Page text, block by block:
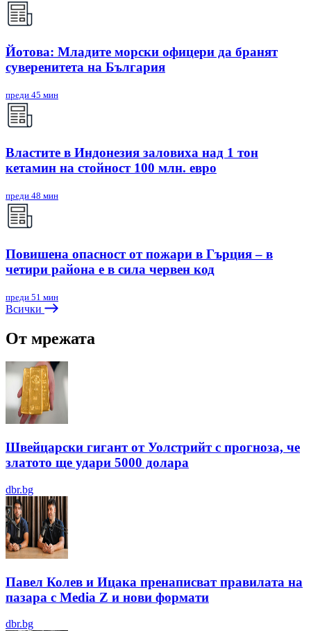
Йотова: Младите морски офицери да бранят
суверенитета на България
преди 45 мин
Властите в Индонезия заловиха над 1 тон
кетамин на стойност 100 млн. евро
преди 48 мин
Повишена опасност от пожари в Гърция – в
четири района е в сила червен код
преди 51 мин
Всички
От мрежата
Швейцарски гигант от Уолстрийт с прогноза, че
златото ще удари 5000 долара
dbr.bg
Павел Колев и Ицака пренаписват правилата на
пазара с Media Z и нови формати
dbr.bg